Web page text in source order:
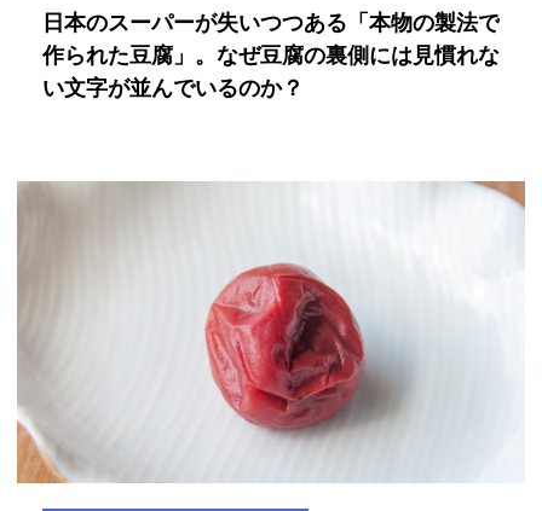
日本のスーパーが失いつつある「本物の製法で
作られた豆腐」。なぜ豆腐の裏側には見慣れな
い文字が並んでいるのか？